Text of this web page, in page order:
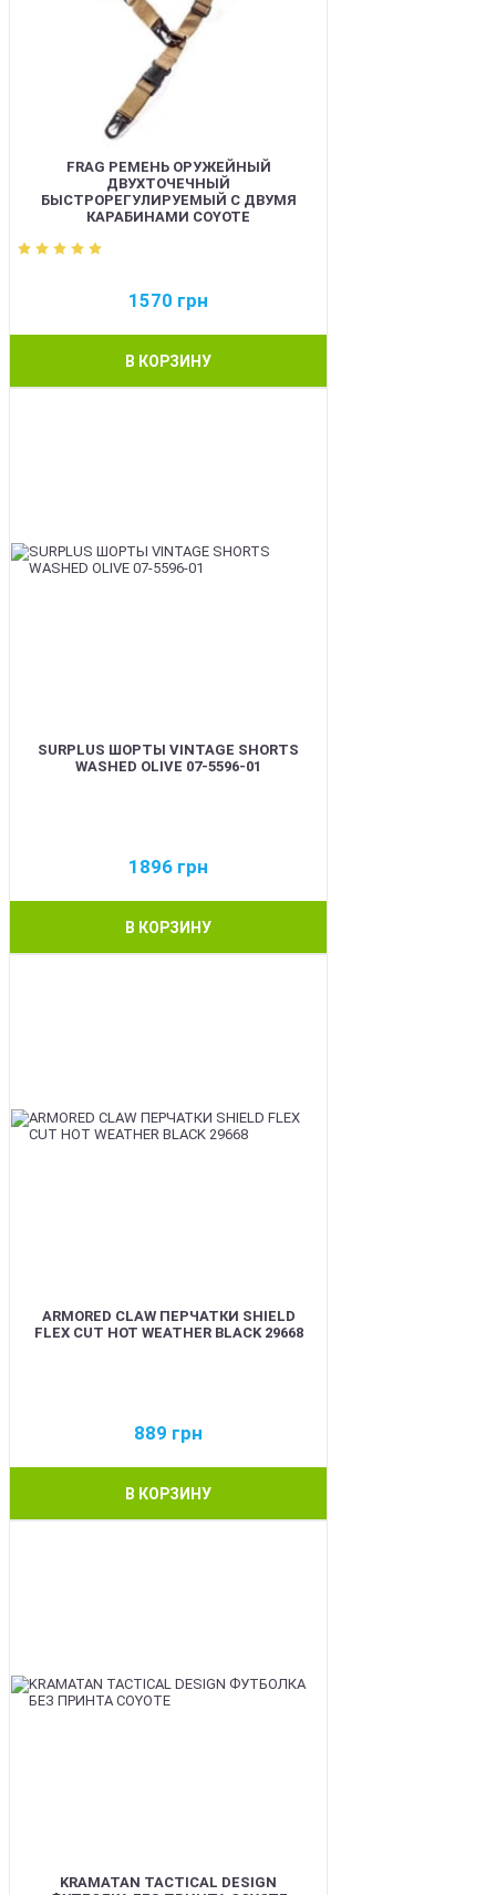
FRAG РЕМЕНЬ ОРУЖЕЙНЫЙ
ДВУХТОЧЕЧНЫЙ
БЫСТРОРЕГУЛИРУЕМЫЙ С ДВУМЯ
КАРАБИНАМИ COYOTE
1570 грн
В КОРЗИНУ
SURPLUS ШОРТЫ VINTAGE SHORTS
WASHED OLIVE 07-5596-01
1896 грн
В КОРЗИНУ
ARMORED CLAW ПЕРЧАТКИ SHIELD
FLEX CUT HOT WEATHER BLACK 29668
889 грн
В КОРЗИНУ
KRAMATAN TACTICAL DESIGN